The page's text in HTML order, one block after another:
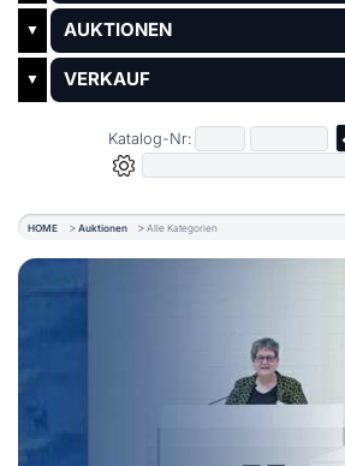
▼ AUKTIONEN
▼ VERKAUF
Katalog-Nr:
HOME Auktionen Alle Kategorien